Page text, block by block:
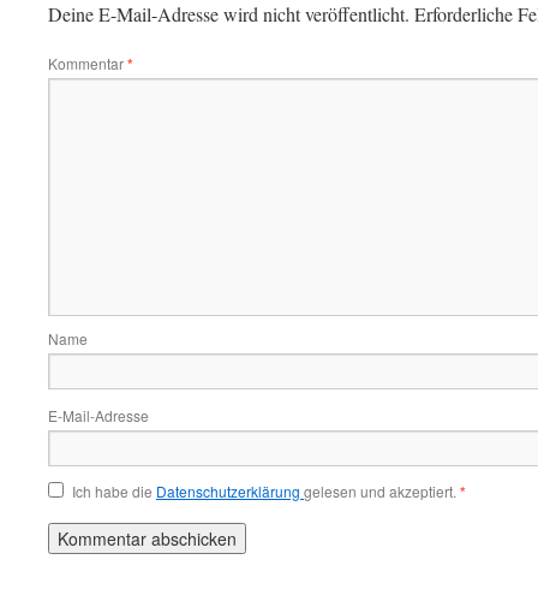
Deine E-Mail-Adresse wird nicht veröffentlicht. Erforderliche
Kommentar*
Name
E-Mail-Adresse
Ich habe die Datenschutzerklärung gelesen und akzeptiert. *